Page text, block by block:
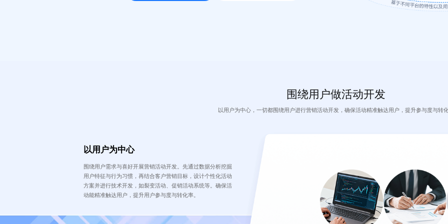
围绕用户做活动开发
以用户为中心，一切都围绕用户进行营销活动开发，确保活动精准触达用户，提升参与度与转
以用户为中心
围绕用户需求与喜好开展营销活动开发。先通过数据分析挖掘
用户特征与行为习惯，再结合客户营销目标，设计个性化活动
方案并进行技术开发，如裂变活动、促销活动系统等。确保活
动能精准触达用户，提升用户参与度与转化率。